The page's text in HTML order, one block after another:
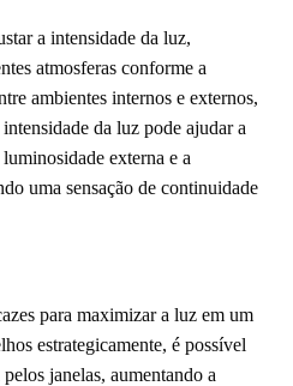
a intensidade da luz,
atmosferas conforme a
ambientes internos e externos,
da luz pode ajudar a
externa e a
uma sensação de continuidade
para maximizar a luz em um
estrategicamente, é possível
janelas, aumentando a